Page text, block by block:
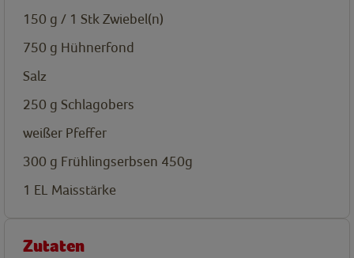
150 g / 1 Stk Zwiebel(n)
750 g Hühnerfond
Salz
250 g Schlagobers
weißer Pfeffer
300 g Frühlingserbsen 450g
1 EL Maisstärke
Zutaten